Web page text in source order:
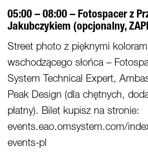
05:00 – 08:00 – Fotospacer z
Jakubczykiem (opcjonalny,
Street photo z pięknymi
wschodzącego słońca –
System Technical Expert,
Peak Design (dla chętnych,
płatny). Bilet kupisz na stronie:
events.eao.omsystem.com/
events-pl